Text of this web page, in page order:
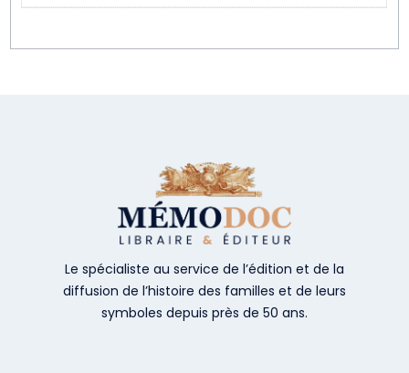
Le spécialiste au service de l’édition et de la
diffusion de l’histoire des familles et de leurs
symboles depuis près de 50 ans.